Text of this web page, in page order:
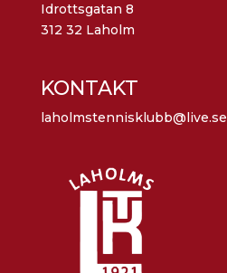
Idrottsgatan 8
312 32 Laholm
KONTAKT
laholmstennisklubb@live.se